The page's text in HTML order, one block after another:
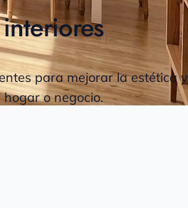
para mejorar la estética y
o negocio.